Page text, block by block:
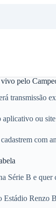
pelo
transmissão
ou
com
Série B e
Renzo